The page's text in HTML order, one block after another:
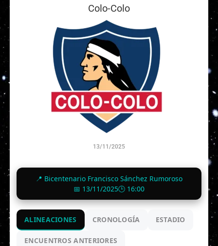
Colo-Colo
13/11/2025
Finalizado
📍 Bicentenario Francisco Sánchez Rumoroso
📅 13/11/2025🕒 16:00
ALINEACIONES CRONOLOGÍA ESTADIO
ENCUENTROS ANTERIORES